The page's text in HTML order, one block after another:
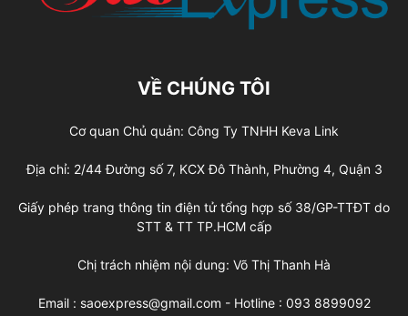
VỀ CHÚNG TÔI
Cơ quan Chủ quản: Công Ty TNHH Keva Link
Địa chỉ: 2/44 Đường số 7, KCX Đô Thành, Phường 4, Quận 3
Giấy phép trang thông tin điện tử tổng hợp số 38/GP-TTĐT do
STT & TT TP.HCM cấp
Chị trách nhiệm nội dung: Võ Thị Thanh Hà
Email : saoexpress@gmail.com - Hotline : 093 8899092